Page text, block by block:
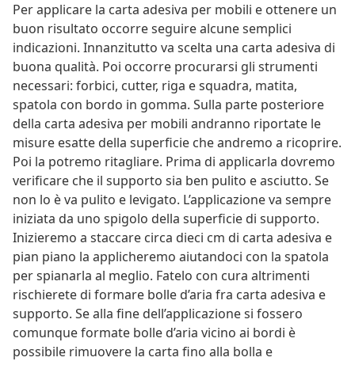
Per applicare la carta adesiva per mobili e ottenere un
buon risultato occorre seguire alcune semplici
indicazioni. Innanzitutto va scelta una carta adesiva di
buona qualità. Poi occorre procurarsi gli strumenti
necessari: forbici, cutter, riga e squadra, matita,
spatola con bordo in gomma. Sulla parte posteriore
della carta adesiva per mobili andranno riportate le
misure esatte della superficie che andremo a ricoprire.
Poi la potremo ritagliare. Prima di applicarla dovremo
verificare che il supporto sia ben pulito e asciutto. Se
non lo è va pulito e levigato. L’applicazione va sempre
iniziata da uno spigolo della superficie di supporto.
Inizieremo a staccare circa dieci cm di carta adesiva e
pian piano la applicheremo aiutandoci con la spatola
per spianarla al meglio. Fatelo con cura altrimenti
rischierete di formare bolle d’aria fra carta adesiva e
supporto. Se alla fine dell’applicazione si fossero
comunque formate bolle d’aria vicino ai bordi è
possibile rimuovere la carta fino alla bolla e